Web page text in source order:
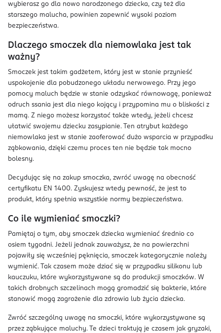
wybierasz go dla nowo narodzonego dziecka, czy też dla
starszego malucha, powinien zapewnić wysoki poziom
bezpieczeństwa.
Dlaczego smoczek dla niemowlaka jest tak
ważny?
Smoczek jest takim gadżetem, który jest w stanie przynieść
uspokojenie dla pobudzonego układu nerwowego. Przy jego
pomocy maluch będzie w stanie odzyskać równowagę, ponieważ
odruch ssania jest dla niego kojący i przypomina mu o bliskości z
mamą. Z niego możesz korzystać także wtedy, jeżeli chcesz
ułatwić swojemu dziecku zasypianie. Ten atrybut każdego
niemowlaka jest w stanie zaoferować dużo wsparcia w przypadku
ząbkowania, dzięki czemu proces ten nie będzie tak mocno
bolesny.
Decydując się na zakup smoczka, zwróć uwagę na obecność
certyfikatu EN 1400. Zyskujesz wtedy pewność, że jest to
produkt, który spełnia wszystkie normy bezpieczeństwa.
Co ile wymieniać smoczki?
Pamiętaj o tym, aby smoczek dziecka wymieniać średnio co
osiem tygodni. Jeżeli jednak zauważysz, że na powierzchni
pojawiły się wcześniej pęknięcia, smoczek kategorycznie należy
wymienić. Tak czasem może dziać się w przypadku silikonu lub
kauczuku, które wykorzystywane są do produkcji smoczków. W
takich drobnych szczelinach mogą gromadzić się bakterie, które
stanowić mogą zagrożenie dla zdrowia lub życia dziecka.
Zwróć szczególną uwagę na smoczki, które wykorzystywane są
przez ząbkujące maluchy. Te dzieci traktują je czasem jak gryzaki,